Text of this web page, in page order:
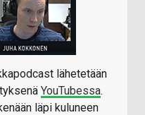
lähetetään
YouTubessa.
läpi kuluneen